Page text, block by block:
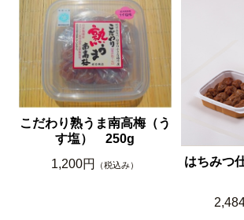
こだわり熟うま南高梅（う
す塩） 250g
1,200円
（税込み）
はちみ